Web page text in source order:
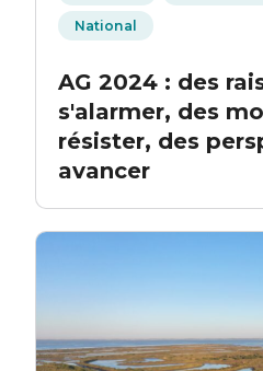
National
AG 2024 : des
s'alarmer, des
résister, des
avancer